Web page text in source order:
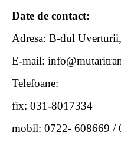
Date de contact:
Adresa: B-dul
E-mail:
Telefoane:
fix: 031-8017334
mobil: 0722- 608669 /